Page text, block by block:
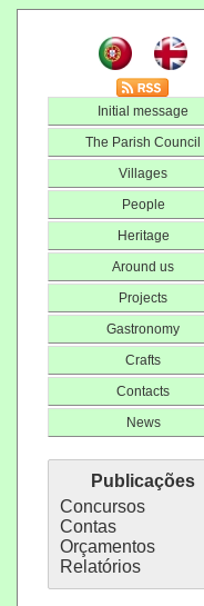
Initial message
The Parish Council
Villages
People
Heritage
Around us
Projects
Gastronomy
Crafts
Contacts
News
Publicações
Concursos
Contas
Orçamentos
Relatórios